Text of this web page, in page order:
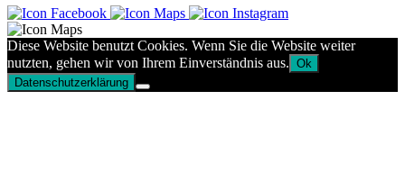
Diese Website benutzt Cookies. Wenn Sie die Website weiter
nutzten, gehen wir von Ihrem Einverständnis aus. Ok
Datenschutzerklärung